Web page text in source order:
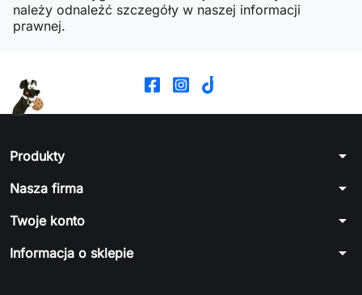
należy odnaleźć szczegóły w naszej informacji
prawnej.
Produkty arrow_drop_down
Nasza firma arrow_drop_down
Twoje konto arrow_drop_down
Informacja o sklepie arrow_drop_down